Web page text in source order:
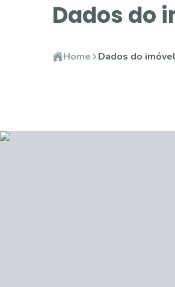
Dados do
Home Dados do imóvel